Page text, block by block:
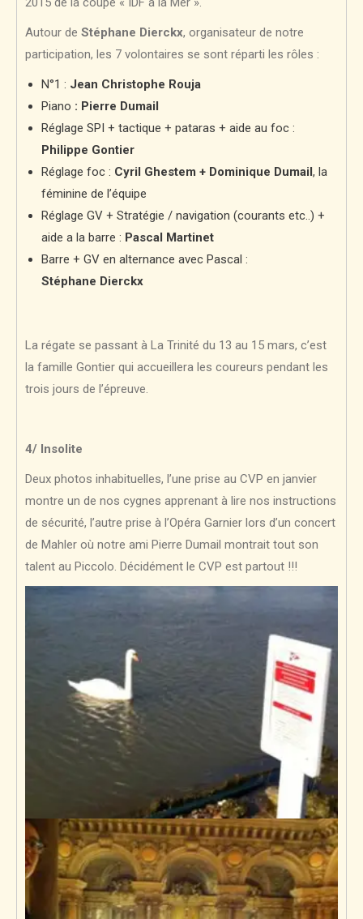
Autour de Stéphane Dierckx, organisateur de notre
participation, les 7 volontaires se sont réparti les rôles :
N°1 : Jean Christophe Rouja
Piano : Pierre Dumail
Réglage SPI + tactique + pataras + aide au foc :
Philippe Gontier
Réglage foc : Cyril Ghestem + Dominique Dumail , la
féminine de l’équipe
Réglage GV + Stratégie / navigation (courants etc..) +
aide a la barre : Pascal Martinet
Barre + GV en alternance avec Pascal :
Stéphane Dierckx
La régate se passant à La Trinité du 13 au 15 mars, c’est
la famille Gontier qui accueillera les coureurs pendant les
trois jours de l’épreuve.
4/ Insolite
Deux photos inhabituelles, l’une prise au CVP en janvier
montre un de nos cygnes apprenant à lire nos instructions
de sécurité, l’autre prise à l’Opéra Garnier lors d’un concert
de Mahler où notre ami Pierre Dumail montrait tout son
talent au Piccolo. Décidément le CVP est partout !!!